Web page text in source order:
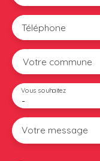
Téléphone
Votre commune
-
Vous souhaitez
Votre message